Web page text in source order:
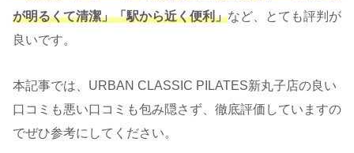
が明るくて清潔」「駅から近く便利」など、とても評判が
良いです。
本記事では、URBAN CLASSIC PILATES新丸子店の良い
口コミも悪い口コミも包み隠さず、徹底評価していますの
でぜひ参考にしてください。